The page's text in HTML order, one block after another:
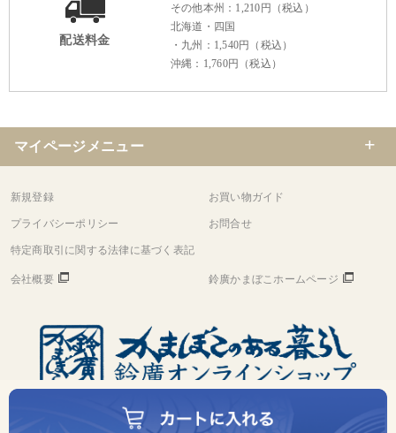
配送料金
その他本州：1,210円（税込）
北海道・四国
・九州：1,540円（税込）
沖縄：1,760円（税込）
マイページメニュー
新規登録 お買い物ガイド
プライバシーポリシー お問合せ
特定商取引に関する法律に基づく表記
会社概要 鈴廣かまぼこホームページ